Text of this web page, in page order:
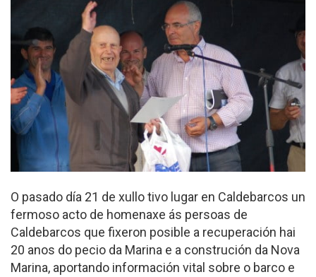
O pasado día 21 de xullo tivo lugar en Caldebarcos un
fermoso acto de homenaxe ás persoas de
Caldebarcos que fixeron posible a recuperación hai
20 anos do pecio da Marina e a construción da Nova
Marina, aportando información vital sobre o barco e